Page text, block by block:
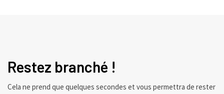
Restez branché !
Cela ne prend que quelques secondes et vous permettra de rester